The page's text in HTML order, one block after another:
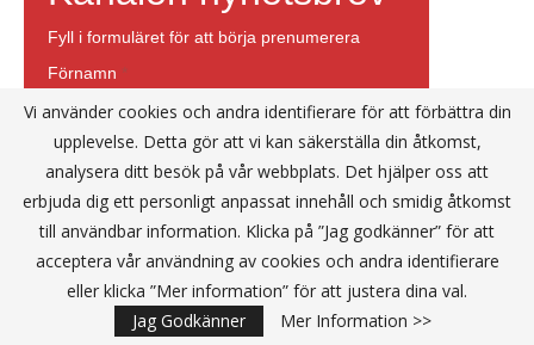
Vi använder cookies och andra identifierare för att förbättra din
upplevelse. Detta gör att vi kan säkerställa din åtkomst,
analysera ditt besök på vår webbplats. Det hjälper oss att
erbjuda dig ett personligt anpassat innehåll och smidig åtkomst
till användbar information. Klicka på ”Jag godkänner” för att
acceptera vår användning av cookies och andra identifierare
eller klicka ”Mer information” för att justera dina val.
Jag Godkänner
Mer Information >>